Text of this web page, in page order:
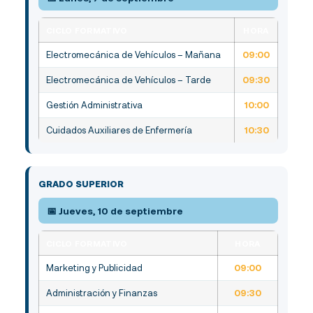
CONÓCENOS
BLOG
MATRICULACIÓN
Electromecánica de Vehículos – Mañana 09:00
Electromecánica de Vehículos – Tarde 09:30
Gestión Administrativa 10:00
Cuidados Auxiliares de Enfermería 10:30
GRADO SUPERIOR
📅 Jueves, 10 de septiembre
Marketing y Publicidad 09:00
Administración y Finanzas 09:30